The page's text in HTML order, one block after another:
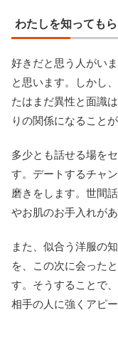
わたしを知っても
好きだと思う人がい
と思います。しかし
たはまだ異性と面識
りの関係になること
多少とも話せる場を
す。デートするチャ
磨きをします。世間
やお肌のお手入れがあ
また、似合う洋服の
を、この次に会った
す。そうすることで
相手の人に強くアピー